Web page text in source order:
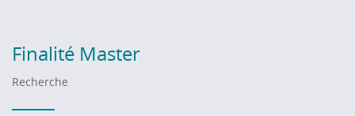
Finalité Master
Recherche